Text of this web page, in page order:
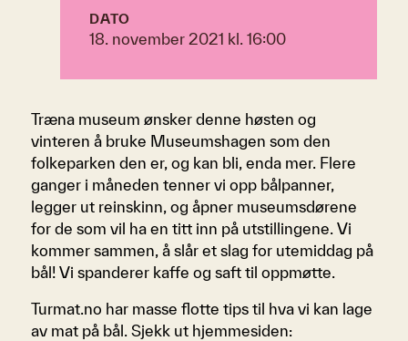
DATO
18. november 2021 kl. 16:00
Træna museum ønsker denne høsten og
vinteren å bruke Museumshagen som den
folkeparken den er, og kan bli, enda mer. Flere
ganger i måneden tenner vi opp bålpanner,
legger ut reinskinn, og åpner museumsdørene
for de som vil ha en titt inn på utstillingene. Vi
kommer sammen, å slår et slag for utemiddag på
bål! Vi spanderer kaffe og saft til oppmøtte.
Turmat.no har masse flotte tips til hva vi kan lage
av mat på bål. Sjekk ut hjemmesiden: